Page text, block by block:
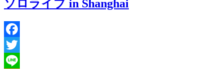
ソロライブ in Shanghai
Facebook
Twitter